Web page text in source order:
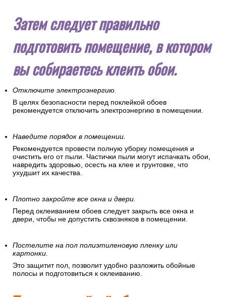
Затем следует правильно
подготовить помещение, в котором
вы собираетесь клеить обои.
Отключите электроэнергию.
В целях безопасности перед поклейкой обоев
рекомендуется отключить электроэнергию в помещении.
Наведите порядок в помещении.
Рекомендуется провести полную уборку помещения и
очистить его от пыли. Частички пыли могут испачкать обои,
навредить здоровью, осесть на клее и грунтовке, что
ухудшит их качества.
Плотно закройте все окна и двери.
Перед оклеиванием обоев следует закрыть все окна и
двери, чтобы не допустить сквозняков в помещении.
Постелите на пол полиэтиленовую пленку или
картонки.
Это защитит пол, позволит удобно разложить обойные
полосы и подготовиться к оклеиванию.